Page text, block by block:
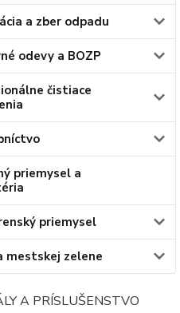
a zber odpadu
odevy a BOZP
čistiace
priemysel a
priemysel
mestskej zelene
A PRÍSLUŠENSTVO